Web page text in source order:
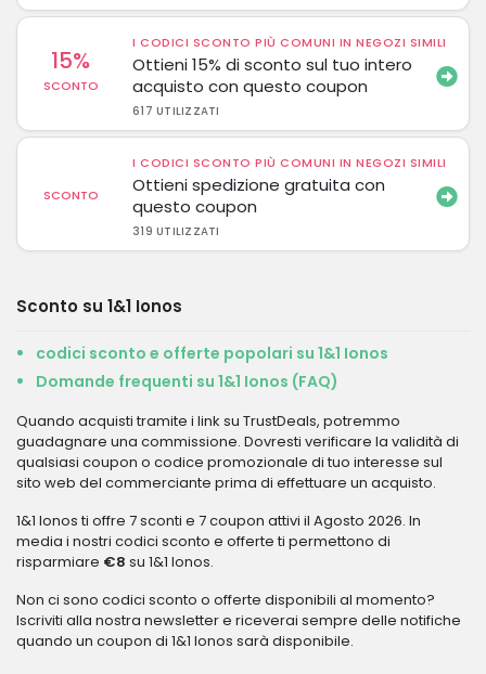
15%
SCONTO
I CODICI SCONTO PIÙ COMUNI IN NEGOZI SIMILI
Ottieni 15% di sconto sul tuo intero
acquisto con questo coupon
617 UTILIZZATI
SCONTO
I CODICI SCONTO PIÙ COMUNI IN NEGOZI SIMILI
Ottieni spedizione gratuita con
questo coupon
319 UTILIZZATI
Sconto su 1&1 Ionos
codici sconto e offerte popolari su 1&1 Ionos
Domande frequenti su 1&1 Ionos (FAQ)
Quando acquisti tramite i link su TrustDeals, potremmo
guadagnare una commissione. Dovresti verificare la validità di
qualsiasi coupon o codice promozionale di tuo interesse sul
sito web del commerciante prima di effettuare un acquisto.
1&1 Ionos ti offre 7 sconti e 7 coupon attivi il Agosto 2026. In
media i nostri codici sconto e offerte ti permettono di
risparmiare €8 su 1&1 Ionos.
Non ci sono codici sconto o offerte disponibili al momento?
Iscriviti alla nostra newsletter e riceverai sempre delle notifiche
quando un coupon di 1&1 Ionos sarà disponibile.